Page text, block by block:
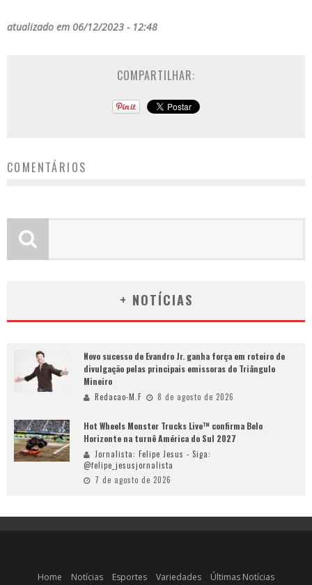
atualizado em 06/12/2023 - 12:48
COMPARTILHAR:
COMENTÁRIOS
+ NOTÍCIAS
Novo sucesso de Evandro Jr. ganha força em roteiro de
divulgação pelas principais emissoras do Triângulo
Mineiro
Redacao-M.F 8 de agosto de 2026
Hot Wheels Monster Trucks Live™ confirma Belo
Horizonte na turnê América do Sul 2027
Jornalista: Felipe Jesus - Siga:
@felipe_jesusjornalista
7 de agosto de 2026
Home Notícias Esportes Variedades Últimas Notícias